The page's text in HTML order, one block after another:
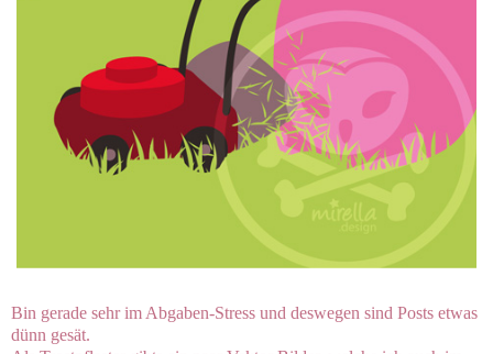
Bin gerade sehr im Abgaben-Stress und deswegen sind Posts etwas
dünn gesät.